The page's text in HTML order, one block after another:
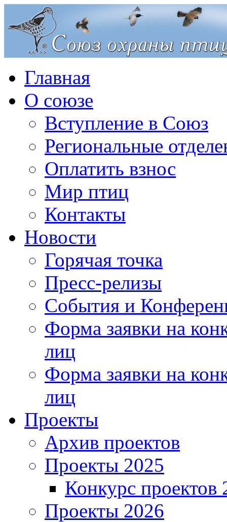
Главная
О союзе
Вступление в Союз
Региональные
Оплатить взнос
Мир птиц
Контакты
Новости
Горячая точка
Пресс-релизы
События и
Форма заявки на
лиц
Форма заявки на
лиц
Проекты
Архив проектов
Проекты 2025
Конкурс проектов
Проекты 2026